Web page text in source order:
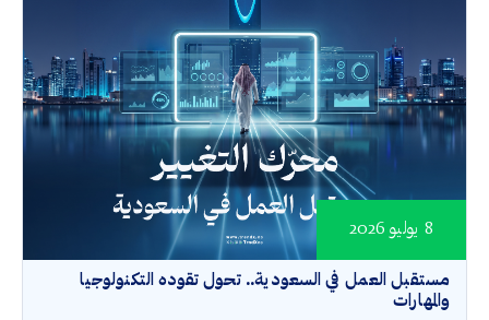
مستقبل العمل في السعودية.. تحول تقوده التكنولوجيا
والمهارات
8 يوليو 2026